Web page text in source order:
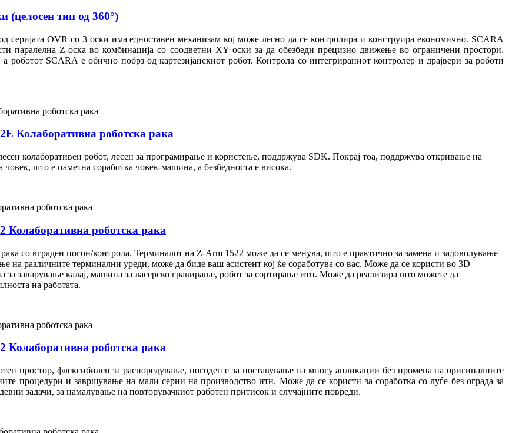
(целосен тип од 360°)
серијата OVR со 3 оски има едноставен механизам кој може лесно да се контролира и конструира економично. SCARA
паралелна Z-оска во комбинација со соодветни XY оски за да обезбеди прецизно движење во ограничени простори.
роботот SCARA е обично побрз од картезијанскиот робот. Контрола со интегрираниот контролер и драјвери за роботи
роботска рака
колаборативен робот, лесен за програмирање и користење, поддржува SDK. Покрај тоа, поддржува откривање на
што е паметна соработка човек-машина, а безбедноста е висока.
роботска рака
со вграден погон/контрола. Терминалот на Z-Arm 1522 може да се менува, што е практично за замена и задоволување
на различните терминални уреди, може да биде ваш асистент кој ќе соработува со вас. Може да се користи во 3D
заварување калај, машина за ласерско гравирање, робот за сортирање итн. Може да реализира што можете да
на работата.
роботска рака
простор, флексибилен за распоредување, погоден е за поставување на многу апликации без промена на оригиналните
процедури и завршување на мали серии на производство итн. Може да се користи за соработка со луѓе без ограда за
задачи, за намалување на повторувачкиот работен притисок и случајните повреди.